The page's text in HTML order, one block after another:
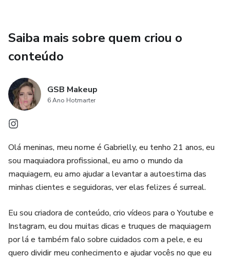
Saiba mais sobre quem criou o
conteúdo
GSB Makeup
6 Ano Hotmarter
Olá meninas, meu nome é Gabrielly, eu tenho 21 anos, eu
sou maquiadora profissional, eu amo o mundo da
maquiagem, eu amo ajudar a levantar a autoestima das
minhas clientes e seguidoras, ver elas felizes é surreal.
Eu sou criadora de conteúdo, crio vídeos para o Youtube e
Instagram, eu dou muitas dicas e truques de maquiagem
por lá e também falo sobre cuidados com a pele, e eu
quero dividir meu conhecimento e ajudar vocês no que eu